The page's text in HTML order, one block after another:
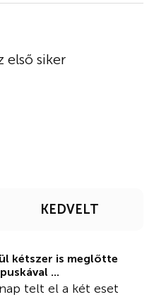
első siker
KEDVELT
kétszer is meglőtte
...
telt el a két eset